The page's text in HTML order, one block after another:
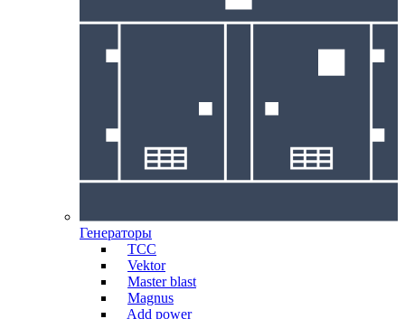
Генераторы
ТСС
Vektor
Master blast
Magnus
Add power